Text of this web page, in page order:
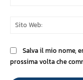
Salva il mio nome,
prossima volta che